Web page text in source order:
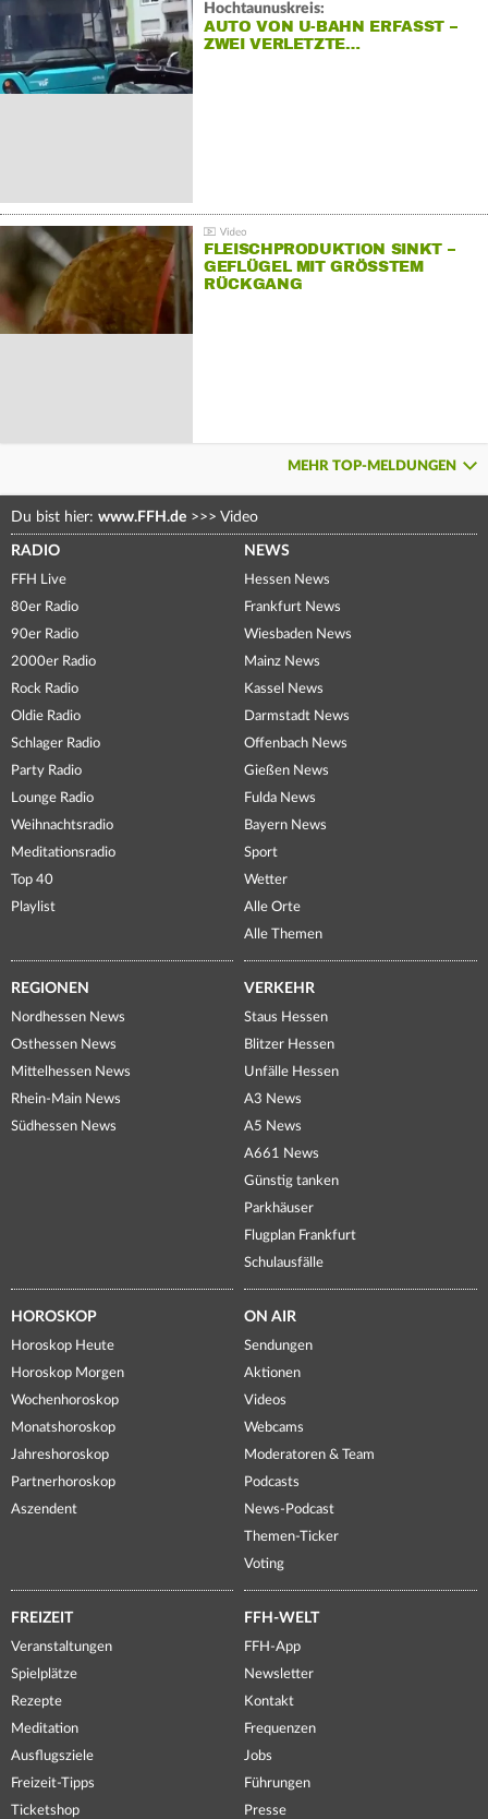
Hochtaunuskreis:
AUTO VON U-BAHN ERFASST –
ZWEI VERLETZTE…
FLEISCHPRODUKTION SINKT –
GEFLÜGEL MIT GRÖSSTEM R
ÜCKGANG
MEHR TOP-MELDUNGEN
Du bist hier: www.FFH.de >>> Video
RADIO
FFH Live
80er Radio
90er Radio
2000er Radio
Rock Radio
Oldie Radio
Schlager Radio
Party Radio
Lounge Radio
Weihnachtsradio
Meditationsradio
Top 40
Playlist
NEWS
Hessen News
Frankfurt News
Wiesbaden News
Mainz News
Kassel News
Darmstadt News
Offenbach News
Gießen News
Fulda News
Bayern News
Sport
Wetter
Alle Orte
Alle Themen
REGIONEN
Nordhessen News
Osthessen News
Mittelhessen News
Rhein-Main News
Südhessen News
VERKEHR
Staus Hessen
Blitzer Hessen
Unfälle Hessen
A3 News
A5 News
A661 News
Günstig tanken
Parkhäuser
Flugplan Frankfurt
Schulausfälle
HOROSKOP
Horoskop Heute
Horoskop Morgen
Wochenhoroskop
Monatshoroskop
Jahreshoroskop
Partnerhoroskop
Aszendent
ON AIR
Sendungen
Aktionen
Videos
Webcams
Moderatoren & Team
Podcasts
News-Podcast
Themen-Ticker
Voting
FREIZEIT
Veranstaltungen
Spielplätze
Rezepte
Meditation
Ausflugsziele
Freizeit-Tipps
Ticketshop
FFH-WELT
FFH-App
Newsletter
Kontakt
Frequenzen
Jobs
Führungen
Presse